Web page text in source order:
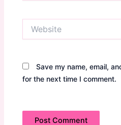
Save my name, email,
for the next time I comment.